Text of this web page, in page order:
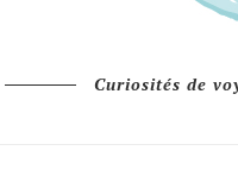
Curiosités de